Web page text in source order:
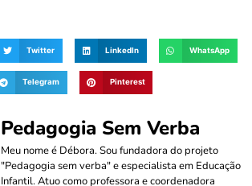
Twitter LinkedIn WhatsApp
Telegram Pinterest
Pedagogia Sem Verba
Meu nome é Débora. Sou fundadora do projeto
"Pedagogia sem verba" e especialista em Educação
Infantil. Atuo como professora e coordenadora